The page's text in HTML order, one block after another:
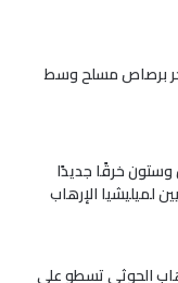
برصاص مسلح وسط
وستون خرقًا جديدًا
لميليشيا الإرهاب
الحوثي تسطو على